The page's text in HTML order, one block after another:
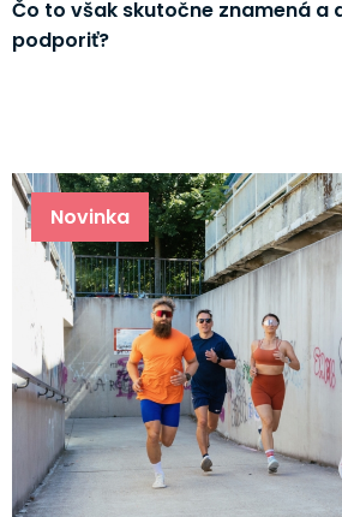
Čo to však skutočne znamená a
podporiť?
Novinka